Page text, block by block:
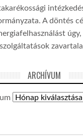
A döntés
ARCHÍVUM